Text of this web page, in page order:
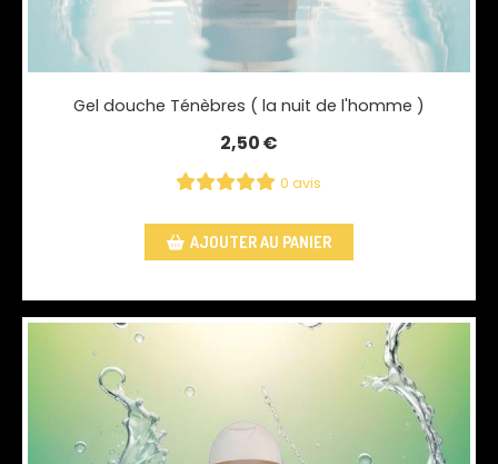
Gel douche Ténèbres ( la nuit de l'homme )
2,50€
0 avis
AJOUTER AU PANIER